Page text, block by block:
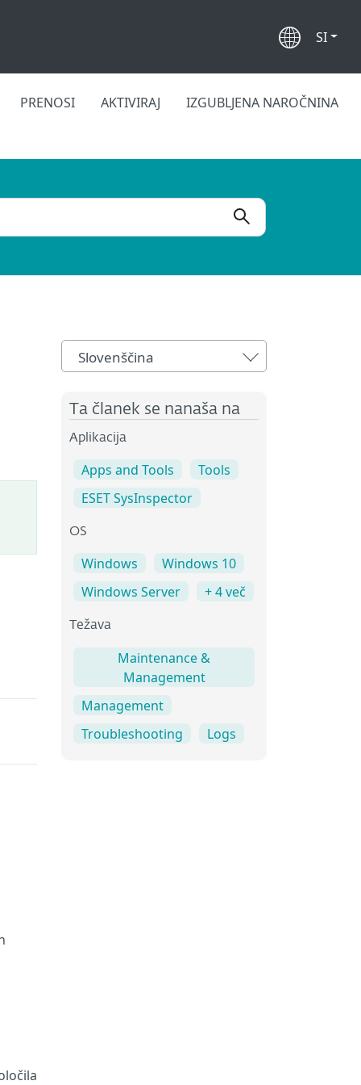
SI
PRENOSI AKTIVIRAJ IZGUBLJENA NAROČNINA
Slovenščina
Ta članek se nanaša na
Aplikacija
Apps and Tools
Tools
ESET SysInspector
OS
Windows
Windows 10
Windows Server
+ 4 več
Težava
Maintenance &
Management
Management
Troubleshooting
Logs